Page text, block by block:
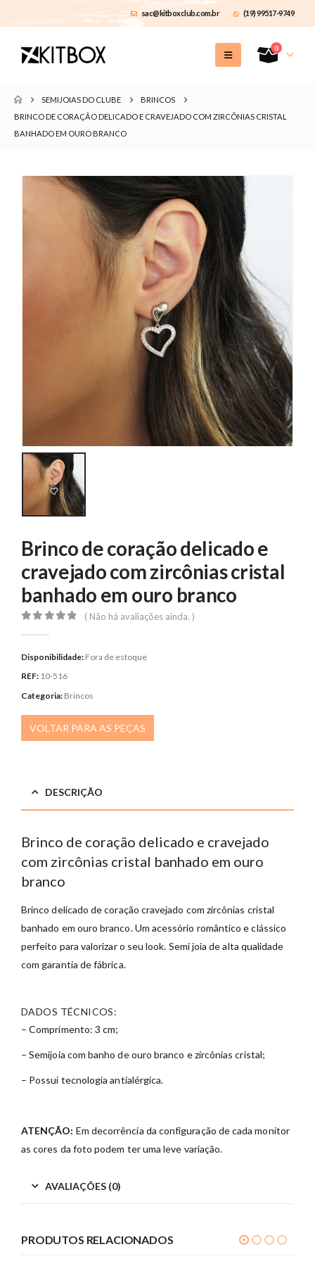
sac@kitboxclub.com.br (19) 99517-9749
0
SEMIJOIAS DO CLUBE
BRINCOS
BRINCO DE CORAÇÃO DELICADO E CRAVEJADO COM ZIRCÔNIAS CRISTAL
BANHADO EM OURO BRANCO
Brinco de coração delicado e
cravejado com zircônias cristal
banhado em ouro branco
( Não há avaliações ainda. )
Disponibilidade: Fora de estoque
REF: 10-516
Categoria: Brincos
VOLTAR PARA AS PEÇAS
DESCRIÇÃO
Brinco de coração delicado e cravejado
com zircônias cristal banhado em ouro
branco
Brinco delicado de coração cravejado com zircônias cristal
banhado em ouro branco. Um acessório romântico e clássico
perfeito para valorizar o seu look. Semi joia de alta qualidade
com garantia de fábrica.
DADOS TÉCNICOS:
– Comprimento: 3 cm;
– Semijoia com banho de ouro branco e zircônias cristal;
– Possui tecnologia antialérgica.
ATENÇÃO: Em decorrência da configuração de cada monitor
as cores da foto podem ter uma leve variação.
AVALIAÇÕES (0)
PRODUTOS RELACIONADOS